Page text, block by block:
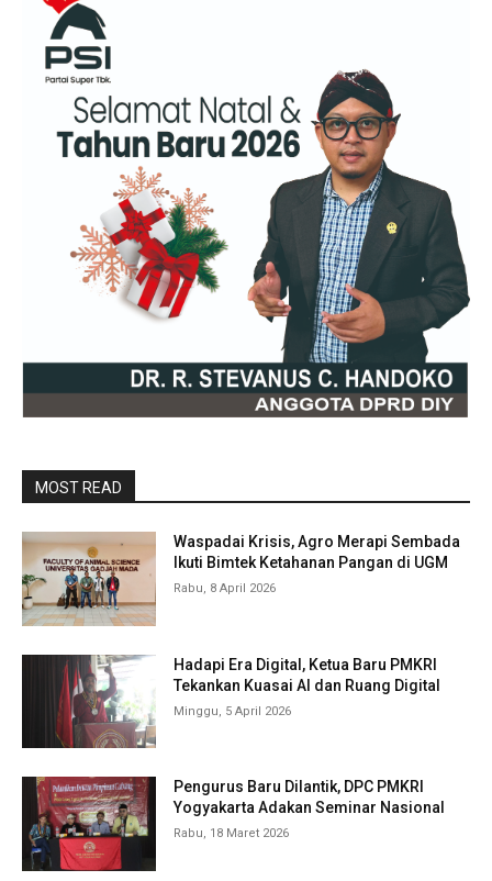
MOST READ
Waspadai Krisis, Agro Merapi Sembada
Ikuti Bimtek Ketahanan Pangan di UGM
Rabu, 8 April 2026
Hadapi Era Digital, Ketua Baru PMKRI
Tekankan Kuasai AI dan Ruang Digital
Minggu, 5 April 2026
Pengurus Baru Dilantik, DPC PMKRI
Yogyakarta Adakan Seminar Nasional
Rabu, 18 Maret 2026